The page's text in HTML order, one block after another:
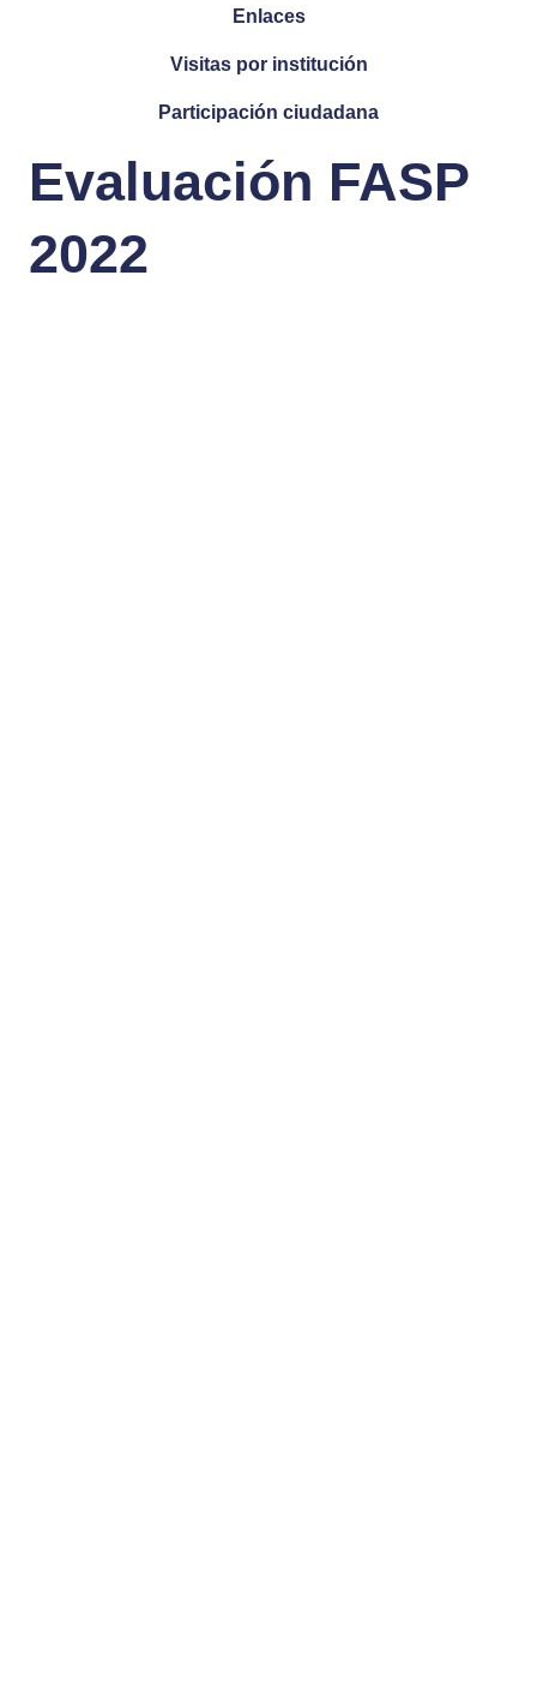
Enlaces
Visitas por institución
Participación ciudadana
Evaluación FASP
2022